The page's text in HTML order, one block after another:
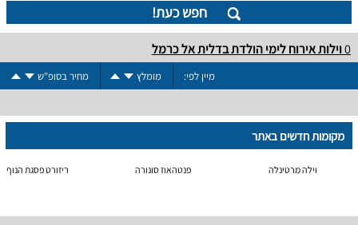
חפש כעת!
0וילות אירוח לימי הולדת בדלית אל כרמל
מיין לפי: מומלץ מחיר בסופ"ש
מקומות חדשים באתר
וילה מרטינלה פנטהאוז סונורה ריזורט פסגת הנוף